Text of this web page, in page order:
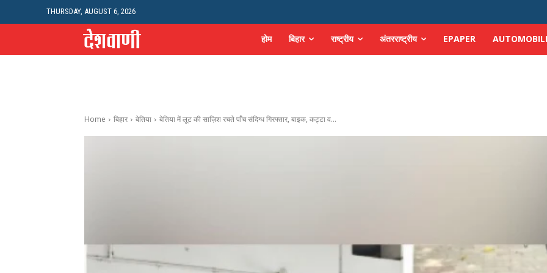
THURSDAY, AUGUST 6, 2026
होम बिहार राष्ट्रीय अंतरराष्ट्रीय EPAPER
Home बिहार बेतिया बेतिया में लूट की साज़िश रचते पाँच संदिग्ध गिरफ्तार, बाइक, कट्टा व...